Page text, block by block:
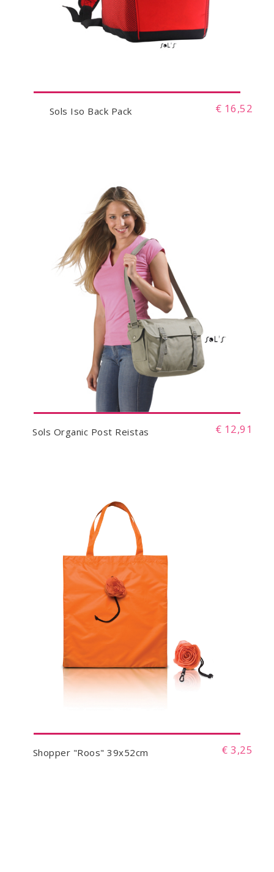
Sols Iso Back Pack € 16,52
Sols Organic Post Reistas € 12,91
Shopper "Roos" 39x52cm € 3,25